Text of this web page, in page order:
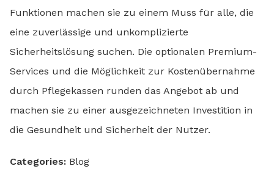
Funktionen machen sie zu einem Muss für alle, die
eine zuverlässige und unkomplizierte
Sicherheitslösung suchen. Die optionalen Premium-
Services und die Möglichkeit zur Kostenübernahme
durch Pflegekassen runden das Angebot ab und
machen sie zu einer ausgezeichneten Investition in
die Gesundheit und Sicherheit der Nutzer.
Categories: Blog